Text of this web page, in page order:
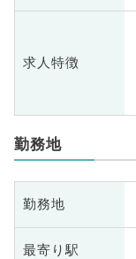
求人特徴
勤務地
勤務地
最寄り駅